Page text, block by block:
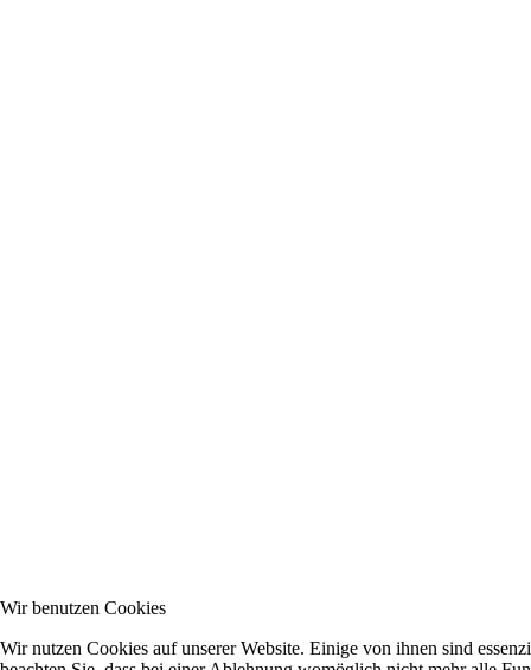
Wir benutzen Cookies
Wir nutzen Cookies auf unserer Website. Einige von ihnen sind